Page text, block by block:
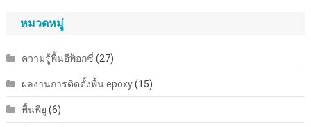
หมวดหมู่
ความรู้พื้นอีพ็อกซี่ (27)
ผลงานการติดตั้งพื้น epoxy(15)
พื้นพียู (6)